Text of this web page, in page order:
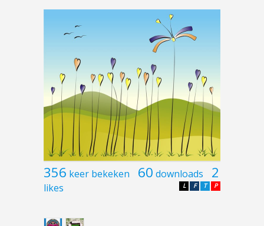
356 keer bekeken 60 downloads 2
likes P
T
F
L